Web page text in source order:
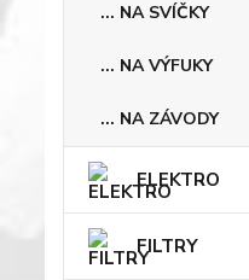
... NA SVÍČKY
... NA VÝFUKY
... NA ZÁVODY
ELEKTRO
FILTRY